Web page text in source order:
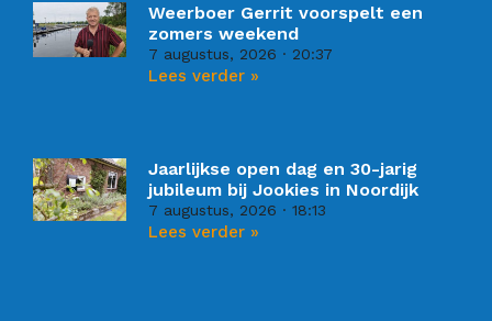
Weerboer Gerrit voorspelt een
zomers weekend
7 augustus, 2026 20:37
Lees verder »
Jaarlijkse open dag en 30-jarig
jubileum bij Jookies in Noordijk
7 augustus, 2026 18:13
Lees verder »